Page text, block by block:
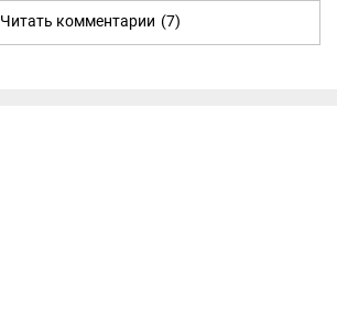
Читать комментарии (7)